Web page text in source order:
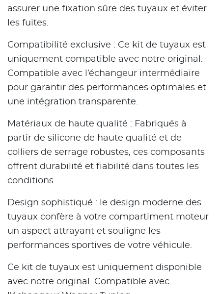
assurer une fixation sûre des tuyaux et éviter
les fuites.
Compatibilité exclusive : Ce kit de tuyaux est
uniquement compatible avec notre original.
Compatible avec l’échangeur intermédiaire
pour garantir des performances optimales et
une intégration transparente.
Matériaux de haute qualité : Fabriqués à
partir de silicone de haute qualité et de
colliers de serrage robustes, ces composants
offrent durabilité et fiabilité dans toutes les
conditions.
Design sophistiqué : le design moderne des
tuyaux confère à votre compartiment moteur
un aspect attrayant et souligne les
performances sportives de votre véhicule.
Ce kit de tuyaux est uniquement disponible
avec notre original. Compatible avec